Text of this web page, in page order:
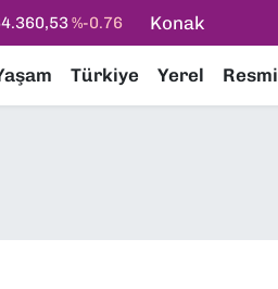
47,7069%0.17
64,1897%0.02
Konak
Türkiye Yerel